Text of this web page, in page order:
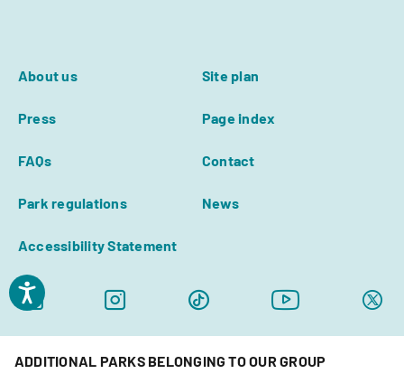
About us Site plan
Press Page index
FAQs Contact
Park regulations News
Accessibility Statement
ADDITIONAL PARKS BELONGING TO OUR GROUP